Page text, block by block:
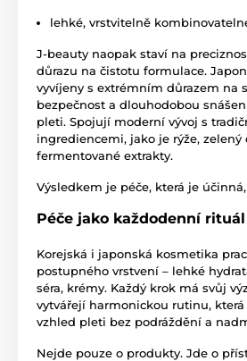
lehké, vrstvitelně
J-beauty naopak staví na
důrazu na čistotu formulace.
vyvíjeny s extrémním důrazem na
bezpečnost a dlouhodobou
pleti. Spojují moderní vývoj s
ingrediencemi, jako je rýže, zelený
fermentované extrakty.
Výsledkem je péče, která je
Péče jako každodenní rituál
Korejská i japonská kosmetika
postupného vrstvení – lehké
séra, krémy. Každý krok má svůj
vytvářejí harmonickou rutinu,
vzhled pleti bez podráždění a
Nejde pouze o produkty. Jde o